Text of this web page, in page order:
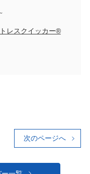
レスクイッカー®︎
次のページへ